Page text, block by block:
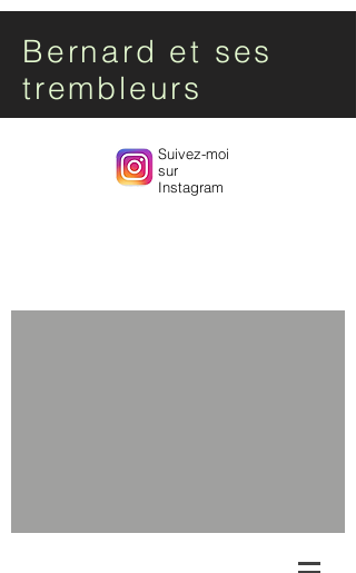
Bernard et ses
trembleurs
Suivez-moi
sur
Instagram